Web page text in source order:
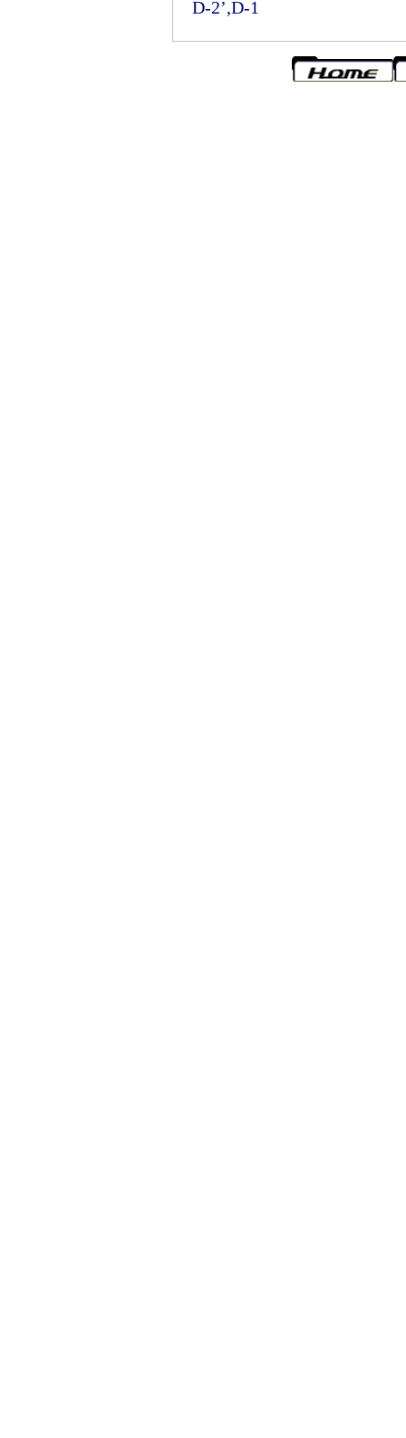
D-2’,D-1